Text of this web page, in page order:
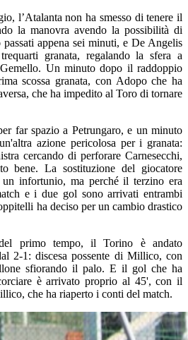
l’Atalanta non ha smesso di tenere il
la manovra avendo la possibilità di
appena sei minuti, e De Angelis
granata, regalando la sfera a
Un minuto dopo il raddoppio
scossa granata, con Adopo che ha
che ha impedito al Toro di tornare
far spazio a Petrungaro, e un minuto
azione pericolosa per i granata:
cercando di perforare Carnesecchi,
bene. La sostituzione del giocatore
infortunio, ma perché il terzino era
e i due gol sono arrivati entrambi
ha deciso per un cambio drastico
primo tempo, il Torino è andato
2-1: discesa possente di Millico, con
sfiorando il palo. E il gol che ha
è arrivato proprio al 45', con il
che ha riaperto i conti del match.